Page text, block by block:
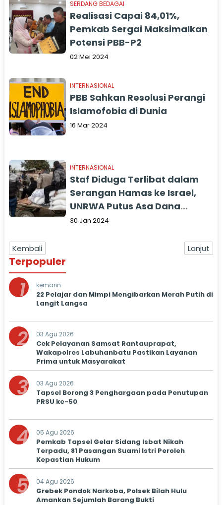
SERDANG BEDAGAI
Realisasi Capai 84,01%,
Pemkab Sergai Maksimalkan
Potensi PBB-P2
02 Mei 2024
INTERNASIONAL
PBB Sahkan Resolusi Perangi
Islamofobia di Dunia
16 Mar 2024
INTERNASIONAL
Staf Diduga Terlibat dalam
Serangan Hamas ke Israel,
UNRWA Putus Asa Dana
Distop
30 Jan 2024
Kembali Lanjut
Terpopuler
1 kemarin
22 Pelajar dan Mimpi Mengibarkan Merah Putih di
Langit Langsa
2 03 Agu 2026
Cek Pelayanan Samsat Rantauprapat,
Wakapolres Labuhanbatu Pastikan Layanan
Prima untuk Masyarakat
3 03 Agu 2026
Tapsel Borong 3 Penghargaan pada Penutupan
PRSU ke-50
4 05 Agu 2026
Pemkab Tapsel Gelar Sidang Isbat Nikah
Terpadu, 81 Pasangan Suami Istri Peroleh
Kepastian Hukum
5 04 Agu 2026
Grebek Pondok Narkoba, Polsek Bilah Hulu
Amankan Sejumlah Barang Bukti